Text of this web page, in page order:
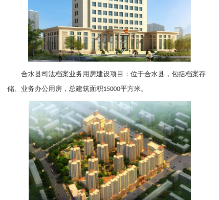
合水县司法档案业务用房建设项目：位于合水县，包括档案存
储、业务办公用房，总建筑面积15000平方米。